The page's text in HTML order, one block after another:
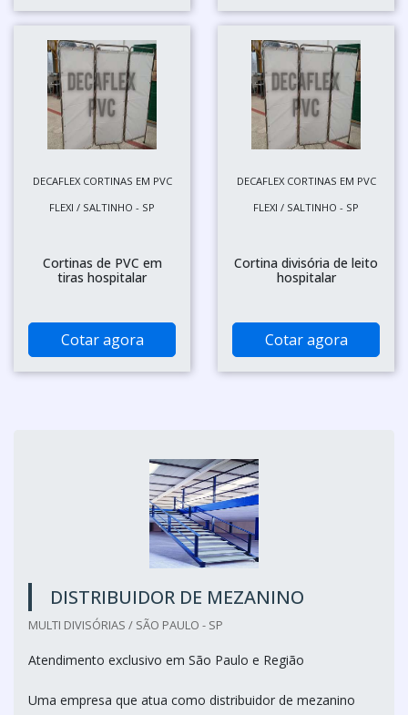
DECAFLEX CORTINAS EM PVC
FLEXI / SALTINHO - SP
Cortinas de PVC em
tiras hospitalar
Cotar agora
DECAFLEX CORTINAS EM PVC
FLEXI / SALTINHO - SP
Cortina divisória de leito
hospitalar
Cotar agora
DISTRIBUIDOR DE MEZANINO
MULTI DIVISÓRIAS / SÃO PAULO - SP
Atendimento exclusivo em São Paulo e Região
Uma empresa que atua como distribuidor de mezanino